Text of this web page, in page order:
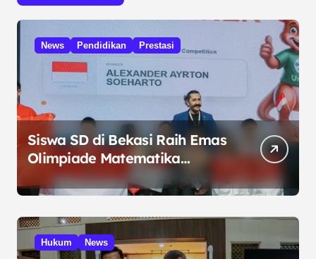
News Pendidikan Prestasi
Siswa SD di Bekasi Raih Emas
Olimpiade Matematika
Internasional di Malaysia
Hukum News